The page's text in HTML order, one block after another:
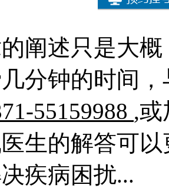
阐述只是大
分钟的时间，
55159988 ,或
生的解答可
疾病困扰...